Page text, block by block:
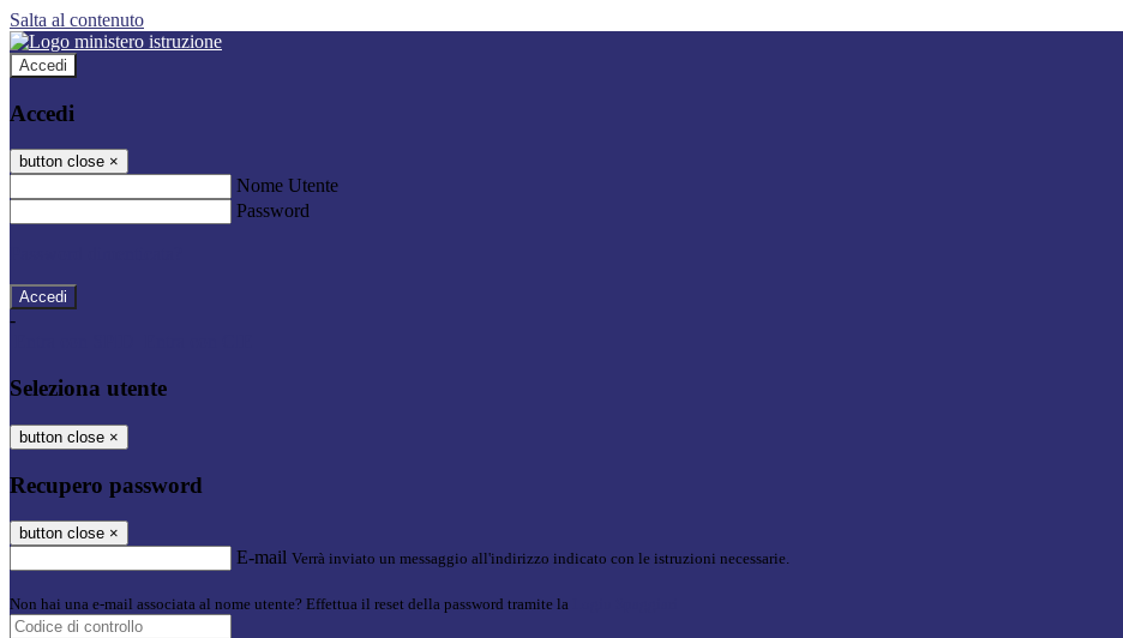
Salta al contenuto
Accedi
Accedi
button close ×
Nome Utente
Password
-
Seleziona utente
button close ×
Recupero password
button close ×
E-mail Verrà inviato un messaggio all'indirizzo indicato con le istruzioni necessarie.
Non hai una e-mail associata al nome utente? Effettua il reset della password tramite la